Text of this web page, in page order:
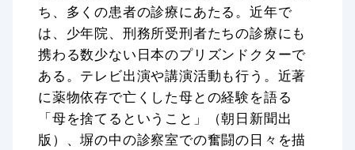
ち、多くの患者の診療にあたる。近年で
は、少年院、刑務所受刑者たちの診療にも
携わる数少ない日本のプリズンドクターで
ある。テレビ出演や講演活動も行う。近著
に薬物依存で亡くした母との経験を語る
「母を捨てるということ」（朝日新聞出
版）、塀の中の診察室での奮闘の日々を描